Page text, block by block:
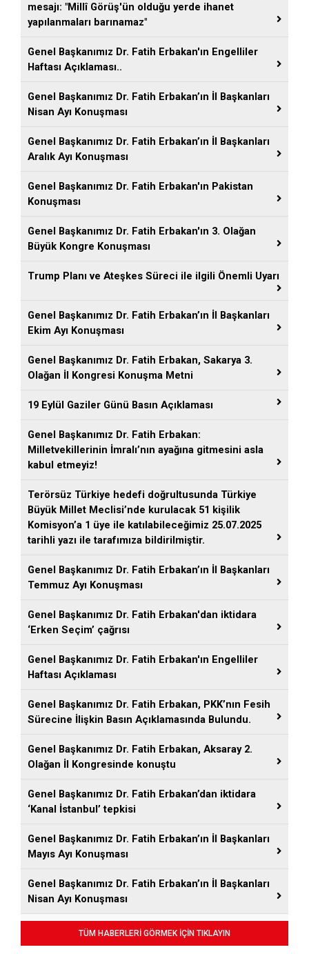
mesajı: "Millî Görüş'ün olduğu yerde ihanet
yapılanmaları barınamaz"
Genel Başkanımız Dr. Fatih Erbakan'ın Engelliler
Haftası Açıklaması..
Genel Başkanımız Dr. Fatih Erbakan’ın İl Başkanları
Nisan Ayı Konuşması
Genel Başkanımız Dr. Fatih Erbakan’ın İl Başkanları
Aralık Ayı Konuşması
Genel Başkanımız Dr. Fatih Erbakan'ın Pakistan
Konuşması
Genel Başkanımız Dr. Fatih Erbakan'ın 3. Olağan
Büyük Kongre Konuşması
Trump Planı ve Ateşkes Süreci ile ilgili Önemli Uyarı
Genel Başkanımız Dr. Fatih Erbakan’ın İl Başkanları
Ekim Ayı Konuşması
Genel Başkanımız Dr. Fatih Erbakan, Sakarya 3.
Olağan İl Kongresi Konuşma Metni
19 Eylül Gaziler Günü Basın Açıklaması
Genel Başkanımız Dr. Fatih Erbakan:
Milletvekillerinin İmralı’nın ayağına gitmesini asla
kabul etmeyiz!
Terörsüz Türkiye hedefi doğrultusunda Türkiye
Büyük Millet Meclisi’nde kurulacak 51 kişilik
Komisyon’a 1 üye ile katılabileceğimiz 25.07.2025
tarihli yazı ile tarafımıza bildirilmiştir.
Genel Başkanımız Dr. Fatih Erbakan’ın İl Başkanları
Temmuz Ayı Konuşması
Genel Başkanımız Dr. Fatih Erbakan'dan iktidara
‘Erken Seçim’ çağrısı
Genel Başkanımız Dr. Fatih Erbakan'ın Engelliler
Haftası Açıklaması
Genel Başkanımız Dr. Fatih Erbakan, PKK’nın Fesih
Sürecine İlişkin Basın Açıklamasında Bulundu.
Genel Başkanımız Dr. Fatih Erbakan, Aksaray 2.
Olağan İl Kongresinde konuştu
Genel Başkanımız Dr. Fatih Erbakan’dan iktidara
‘Kanal İstanbul’ tepkisi
Genel Başkanımız Dr. Fatih Erbakan’ın İl Başkanları
Mayıs Ayı Konuşması
Genel Başkanımız Dr. Fatih Erbakan’ın İl Başkanları
Nisan Ayı Konuşması
TÜM HABERLERİ GÖRMEK İÇİN TIKLAYIN